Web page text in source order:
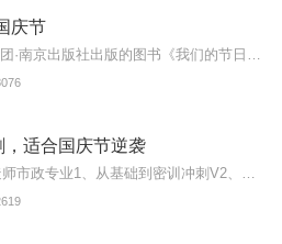
庆节
，适合国庆节逆袭